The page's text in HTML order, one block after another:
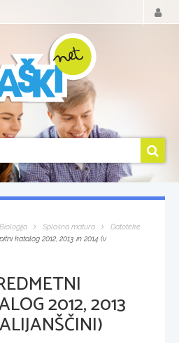
Biologija Splošna matura
Datoteke
katalog 2012, 2013 in 2014 (v
2012, 2013